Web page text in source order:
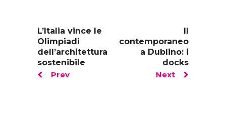
L’Italia vince le
Olimpiadi
dell’architettura
sostenibile
Prev
Il
contemporaneo
a Dublino: i
docks
Next